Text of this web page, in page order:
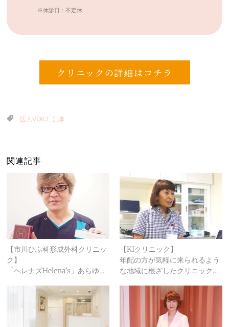
※休診日：不定休
クリニックの詳細はコチラ
医人VOICE 記事
関連記事
【市川ひふ科形成外科クリニッ
ク】
「ヘレナズHelena’s」あらゆ…
【KIクリニック】
年配の方が気軽に来られるよう
な地域に根ざしたクリニック…